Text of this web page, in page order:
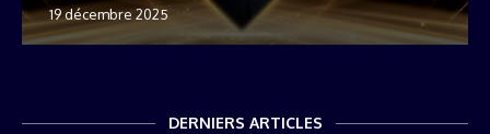
19 décembre 2025
DERNIERS ARTICLES